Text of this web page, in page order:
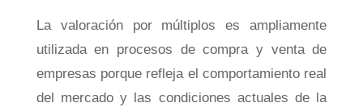
La valoración por múltiplos es ampliamente
utilizada en procesos de compra y venta de
empresas porque refleja el comportamiento real
del mercado y las condiciones actuales de la